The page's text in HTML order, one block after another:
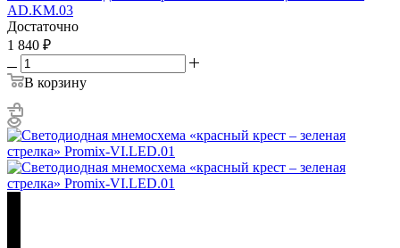
AD.KM.03
Достаточно
1 840 ₽
В корзину